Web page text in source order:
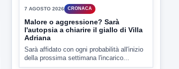
Sarà affidato con ogni probabilità all'inizio
della prossima settimana l'incarico...